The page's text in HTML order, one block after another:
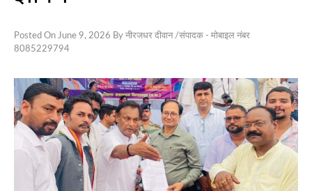
Privacy
Terms
of
Service
About
Us
Posted On June 9, 2026 By नीरजधर दीवान /संपादक - मोबाइल नंबर
8085229794